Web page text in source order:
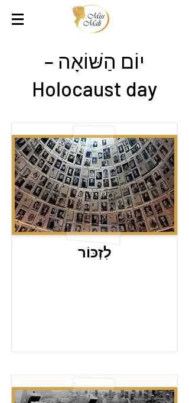
יוֹם הַשּׁוֹאָה –
Holocaust day
לִזְכּוֹר